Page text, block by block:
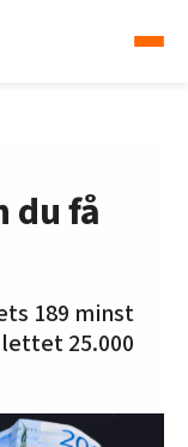
du få
189 minst
25.000